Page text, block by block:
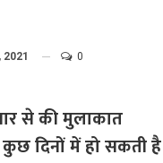
2021 0
से की मुलाकात
दिनों में हो सकती है